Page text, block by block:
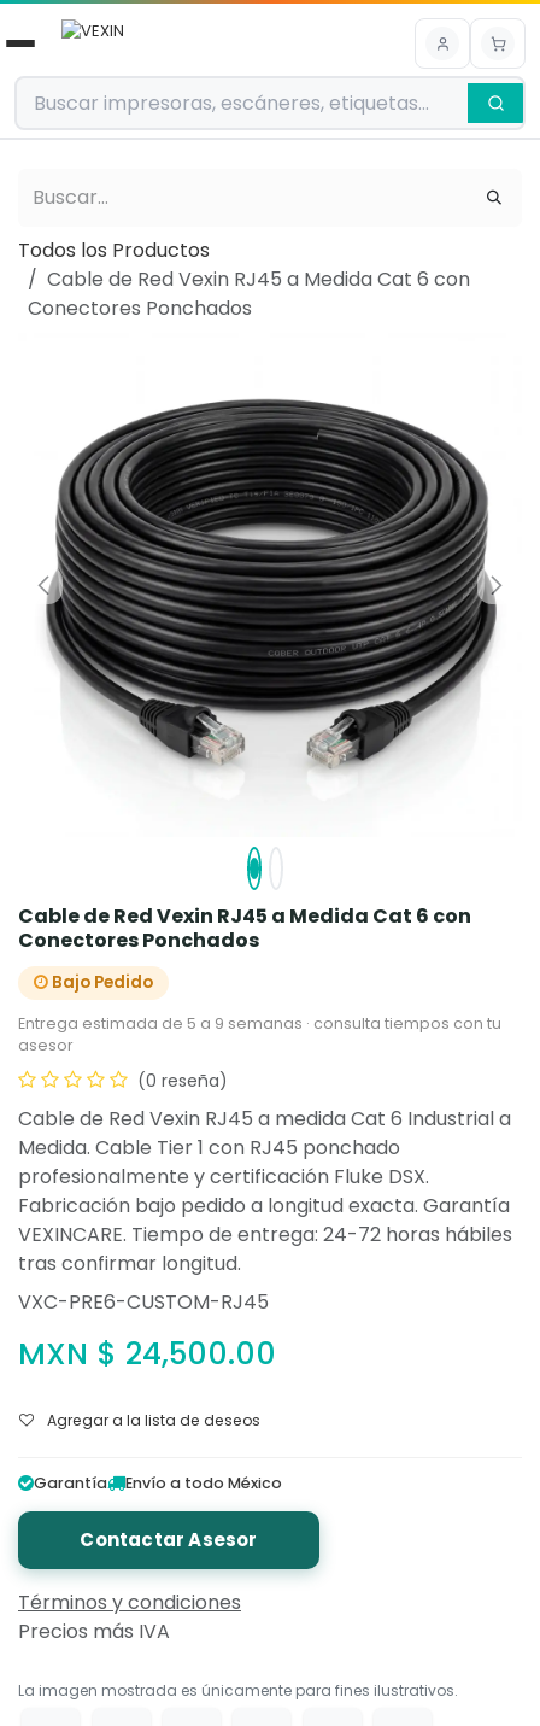
Ir al contenido
Todos los Productos
Cable de Red Vexin RJ45 a Medida Cat 6 con
Conectores Ponchados
Cable de Red Vexin RJ45 a Medida Cat 6 con
Conectores Ponchados
Bajo Pedido
Entrega estimada de 5 a 9 semanas · consulta tiempos con tu
asesor
(0 reseña)
Cable de Red Vexin RJ45 a medida Cat 6 Industrial a
Medida. Cable Tier 1 con RJ45 ponchado
profesionalmente y certificación Fluke DSX.
Fabricación bajo pedido a longitud exacta. Garantía
VEXINCARE. Tiempo de entrega: 24-72 horas hábiles
tras confirmar longitud.
VXC-PRE6-CUSTOM-RJ45
MXN $ 24,500.00
Agregar a la lista de deseos
Garantía Envío a todo México
Contactar Asesor
Términos y condiciones
Precios más IVA
La imagen mostrada es únicamente para fines ilustrativos.